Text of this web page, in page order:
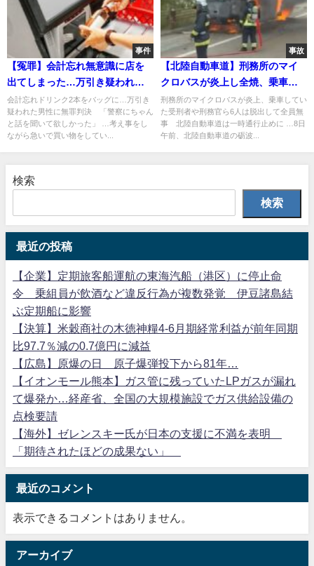
事件
【冤罪】会計忘れ無意識に店を
出てしまった…万引き疑われた
男性に無罪判決
会計忘れドリンク2本をバッグに…万引き
疑われた男性に無罪判決 「警察にちゃん
と話を聞いて欲しかった」 …考え事をし
ながら急いで買い物をしてい...
事故
【北陸自動車道】刑務所のマイ
クロバスが炎上し全焼、乗車し
ていた受刑者や刑務官ら6人は脱
出して全員無事
刑務所のマイクロバスが炎上、乗車してい
た受刑者や刑務官ら6人は脱出して全員無
事 北陸自動車道は一時通行止めに …8日
午前、北陸自動車道の砺波...
検索
検索
最近の投稿
【企業】定期旅客船運航の東海汽船（港区）に停止命
令 乗組員が飲酒など違反行為が複数発覚 伊豆諸島結
ぶ定期船に影響
【決算】米穀商社の木徳神糧4-6月期経常利益が前年同期
比97.7％減の0.7億円に減益
【広島】原爆の日 原子爆弾投下から81年…
【イオンモール熊本】ガス管に残っていたLPガスが漏れ
て爆発か…経産省、全国の大規模施設でガス供給設備の
点検要請
【海外】ゼレンスキー氏が日本の支援に不満を表明
「期待されたほどの成果ない」
最近のコメント
表示できるコメントはありません。
アーカイブ